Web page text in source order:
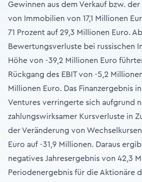
Gewinnen aus dem Verkauf bzw.
von Immobilien von 17,1 Millionen
71 Prozent auf 29,3 Millionen Euro.
Bewertungsverluste bei russischen
Höhe von -39,2 Millionen Euro
Rückgang des EBIT von -5,2
Millionen Euro. Das Finanzergebnis
Ventures verringerte sich aufgrund
zahlungswirksamer Kursverluste in
der Veränderung von
Euro auf -31,9 Millionen. Daraus
negatives Jahresergebnis von 42,3
Periodenergebnis für die Aktionäre